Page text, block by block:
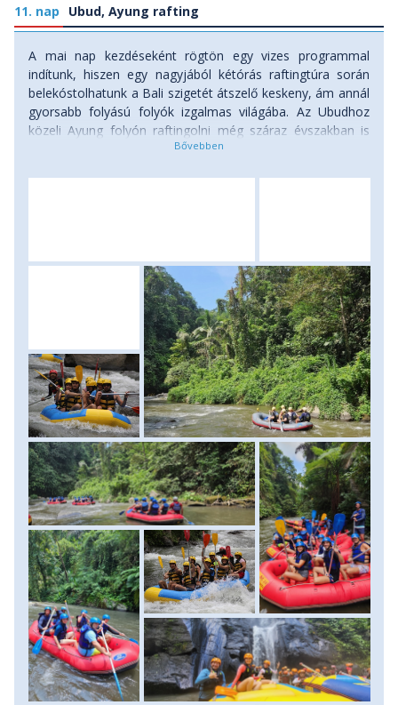
11. nap Ubud, Ayung rafting
A mai nap kezdéseként rögtön egy vizes programmal
indítunk, hiszen egy nagyjából kétórás raftingtúra során
belekóstolhatunk a Bali szigetét átszelő keskeny, ám annál
gyorsabb folyású folyók izgalmas világába. Az Ubudhoz
közeli Ayung folyón raftingolni még száraz évszakban is
igazán nagy élmény, de leginkább a minket körülvevő
valamelyik kedvenc éttermünkbe, fürödhetünk a
medencében, vagy akár befizethetünk egy ellazító
masszázsra is. Szállás: szálloda, ellátás: reggeli.